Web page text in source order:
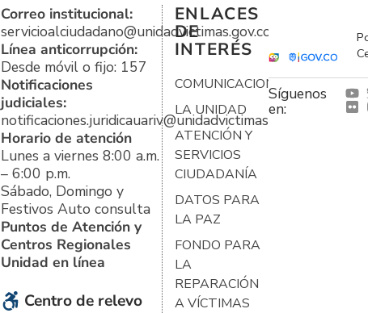
Correo institucional:
servicioalciudadano@unidadvictimas.gov.co
Línea anticorrupción:
Desde móvil o fijo: 157
Notificaciones
judiciales:
notificaciones.juridicauariv@unidadvictimas.gov.co
Horario de atención
Lunes a viernes 8:00 a.m.
– 6:00 p.m.
Sábado, Domingo y
Festivos Auto consulta
Puntos de Atención y
Centros Regionales
Unidad en línea
Centro de relevo
ENLACES
DE
INTERÉS
COMUNICACIONES
LA UNIDAD
ATENCIÓN Y
SERVICIOS
CIUDADANÍA
DATOS PARA
LA PAZ
FONDO PARA
LA
REPARACIÓN
A VÍCTIMAS
Síguenos
en: